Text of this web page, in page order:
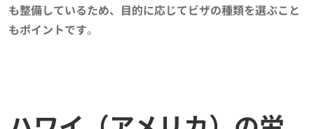
も整備しているため、目的に応じてビザの種類を選ぶこと
もポイントです。